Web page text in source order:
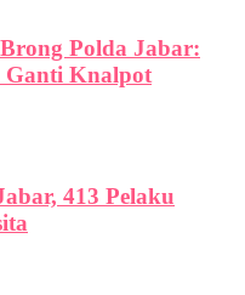
Polda Jabar:
Ganti Knalpot
413 Pelaku